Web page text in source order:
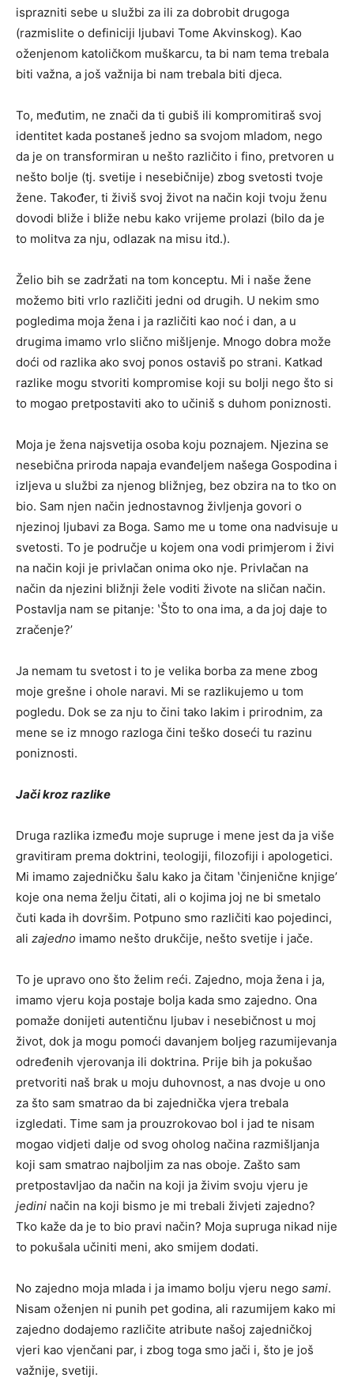
isprazniti sebe u službi za ili za dobrobit drugoga
(razmislite o definiciji ljubavi Tome Akvinskog). Kao
oženjenom katoličkom muškarcu, ta bi nam tema trebala
biti važna, a još važnija bi nam trebala biti djeca.
To, međutim, ne znači da ti gubiš ili kompromitiraš svoj
identitet kada postaneš jedno sa svojom mladom, nego
da je on transformiran u nešto različito i fino, pretvoren u
nešto bolje (tj. svetije i nesebičnije) zbog svetosti tvoje
žene. Također, ti živiš svoj život na način koji tvoju ženu
dovodi bliže i bliže nebu kako vrijeme prolazi (bilo da je
to molitva za nju, odlazak na misu itd.).
Želio bih se zadržati na tom konceptu. Mi i naše žene
možemo biti vrlo različiti jedni od drugih. U nekim smo
pogledima moja žena i ja različiti kao noć i dan, a u
drugima imamo vrlo slično mišljenje. Mnogo dobra može
doći od razlika ako svoj ponos ostaviš po strani. Katkad
razlike mogu stvoriti kompromise koji su bolji nego što si
to mogao pretpostaviti ako to učiniš s duhom poniznosti.
Moja je žena najsvetija osoba koju poznajem. Njezina se
nesebična priroda napaja evanđeljem našega Gospodina i
izljeva u službi za njenog bližnjeg, bez obzira na to tko on
bio. Sam njen način jednostavnog življenja govori o
njezinoj ljubavi za Boga. Samo me u tome ona nadvisuje u
svetosti. To je područje u kojem ona vodi primjerom i živi
na način koji je privlačan onima oko nje. Privlačan na
način da njezini bližnji žele voditi živote na sličan način.
Postavlja nam se pitanje: ʽŠto to ona ima, a da joj daje to
zračenje?ʼ
Ja nemam tu svetost i to je velika borba za mene zbog
moje grešne i ohole naravi. Mi se razlikujemo u tom
pogledu. Dok se za nju to čini tako lakim i prirodnim, za
mene se iz mnogo razloga čini teško doseći tu razinu
poniznosti.
Jači kroz razlike
Druga razlika između moje supruge i mene jest da ja više
gravitiram prema doktrini, teologiji, filozofiji i apologetici.
Mi imamo zajedničku šalu kako ja čitam ʽčinjenične knjigeʼ
koje ona nema želju čitati, ali o kojima joj ne bi smetalo
čuti kada ih dovršim. Potpuno smo različiti kao pojedinci,
ali zajedno imamo nešto drukčije, nešto svetije i jače.
To je upravo ono što želim reći. Zajedno, moja žena i ja,
imamo vjeru koja postaje bolja kada smo zajedno. Ona
pomaže donijeti autentičnu ljubav i nesebičnost u moj
život, dok ja mogu pomoći davanjem boljeg razumijevanja
određenih vjerovanja ili doktrina. Prije bih ja pokušao
pretvoriti naš brak u moju duhovnost, a nas dvoje u ono
za što sam smatrao da bi zajednička vjera trebala
izgledati. Time sam ja prouzrokovao bol i jad te nisam
mogao vidjeti dalje od svog oholog načina razmišljanja
koji sam smatrao najboljim za nas oboje. Zašto sam
pretpostavljao da način na koji ja živim svoju vjeru je
jedini način na koji bismo je mi trebali živjeti zajedno?
Tko kaže da je to bio pravi način? Moja supruga nikad nije
to pokušala učiniti meni, ako smijem dodati.
No zajedno moja mlada i ja imamo bolju vjeru nego sami.
Nisam oženjen ni punih pet godina, ali razumijem kako mi
zajedno dodajemo različite atribute našoj zajedničkoj
vjeri kao vjenčani par, i zbog toga smo jači i, što je još
važnije, svetiji.